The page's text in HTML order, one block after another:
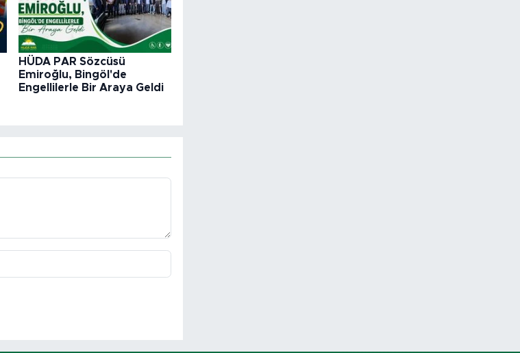
HÜDA PAR Sözcüsü
Emiroğlu, Bingöl'de
Engellilerle Bir Araya Geldi